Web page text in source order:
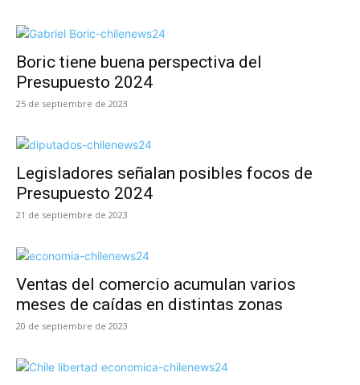
Boric tiene buena perspectiva del
Presupuesto 2024
25 de septiembre de 2023
Legisladores señalan posibles focos de
Presupuesto 2024
21 de septiembre de 2023
Ventas del comercio acumulan varios
meses de caídas en distintas zonas
20 de septiembre de 2023